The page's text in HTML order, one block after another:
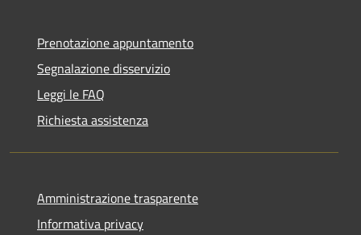
Prenotazione appuntamento
Segnalazione disservizio
Leggi le FAQ
Richiesta assistenza
Amministrazione trasparente
Informativa privacy